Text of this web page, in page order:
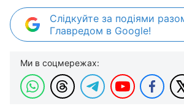
Слідкуйте за подіями
Главредом в Google!
Ми в соцмережах: